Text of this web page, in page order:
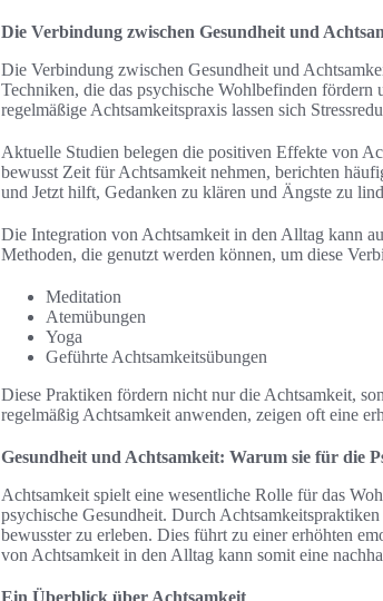
Die Verbindung zwischen Gesundheit und
Die Verbindung zwischen Gesundheit und
Techniken, die das psychische Wohlbefinden
regelmäßige Achtsamkeitspraxis lassen sich
Aktuelle Studien belegen die positiven Effekte von
bewusst Zeit für Achtsamkeit nehmen, berichten
und Jetzt hilft, Gedanken zu klären und Ängste zu
Die Integration von Achtsamkeit in den Alltag kann
Methoden, die genutzt werden können, um diese
Meditation
Atemübungen
Yoga
Geführte Achtsamkeitsübungen
Diese Praktiken fördern nicht nur die Achtsamkeit,
regelmäßig Achtsamkeit anwenden, zeigen oft eine
Gesundheit und Achtsamkeit: Warum sie für die
Achtsamkeit spielt eine wesentliche Rolle für das
psychische Gesundheit. Durch
bewusster zu erleben. Dies führt zu einer erhöhten
von Achtsamkeit in den Alltag kann somit eine
Ein Überblick über Achtsamkeit